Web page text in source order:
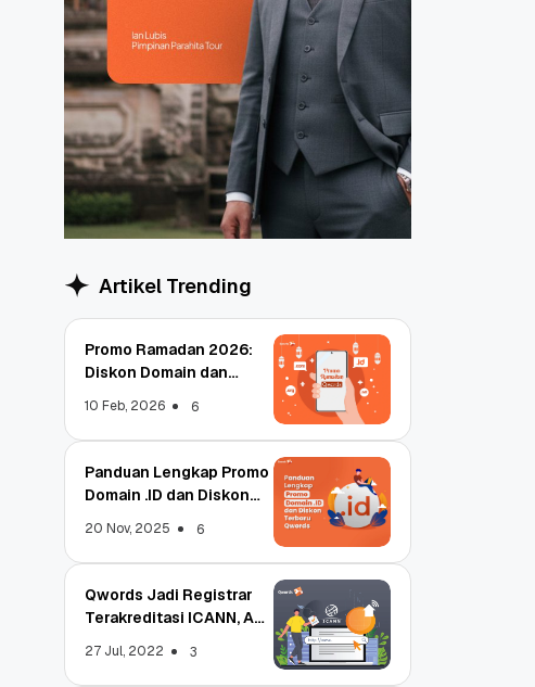
Artikel Trending
Promo Ramadan 2026:
Diskon Domain dan
10 Feb, 2026 6
Panduan Lengkap Promo
Domain .ID dan Diskon
20 Nov, 2025 6
Qwords Jadi Registrar
Terakreditasi ICANN, Apa
27 Jul, 2022 3